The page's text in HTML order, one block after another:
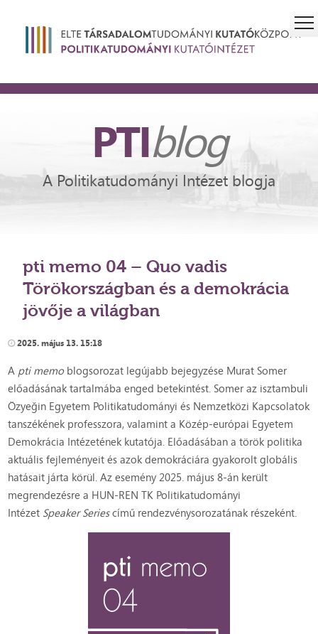
PTIblog
A Politikatudományi Intézet blogja
pti memo 04 – Quo vadis
Törökországban és a demokrácia
jövője a világban
2025. május 13. 15:18
A pti memo blogsorozat legújabb bejegyzése Murat Somer
előadásának tartalmába enged betekintést. Somer az isztambuli
Özyeğin Egyetem Politikatudományi és Nemzetközi Kapcsolatok
tanszékének professzora, valamint a Közép-európai Egyetem
Demokrácia Intézetének kutatója. Előadásában a török politika
aktuális fejleményeit és azok demokráciára gyakorolt globális
hatásait járta körül. Az esemény 2025. május 8-án került
megrendezésre a HUN-REN TK Politikatudományi
Intézet Speaker Seriescímű rendezvénysorozatának részeként.